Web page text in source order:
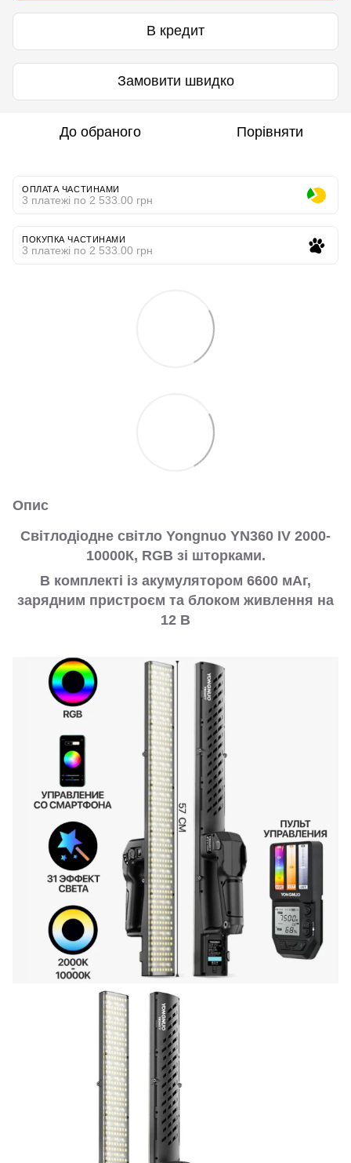
В кредит
Замовити швидко
До обраного Порівняти
ОПЛАТА ЧАСТИНАМИ
3 платежі по 2 533.00 грн
ПОКУПКА ЧАСТИНАМИ
3 платежі по 2 533.00 грн
Опис
Світлодіодне світло Yongnuo YN360 IV 2000-
10000К, RGB зі шторками.
В комплекті із акумулятором 6600 мАг,
зарядним пристроєм та блоком живлення на
12 В